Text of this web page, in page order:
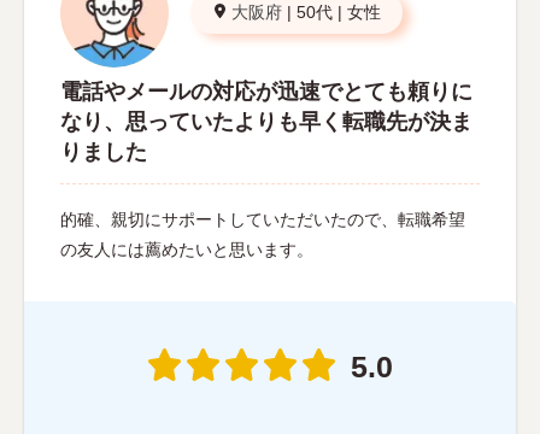
大阪府 | 50代 | 女性
電話やメールの対応が迅速でとても頼りに
なり、思っていたよりも早く転職先が決ま
りました
的確、親切にサポートしていただいたので、転職希望
の友人には薦めたいと思います。
5.0